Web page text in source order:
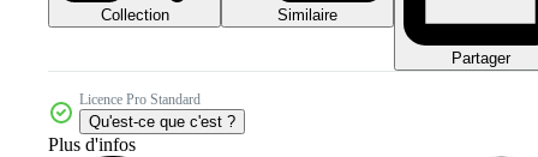
Collection Similaire
Partager
Licence Pro Standard
Qu'est-ce que c'est ?
Plus d'infos